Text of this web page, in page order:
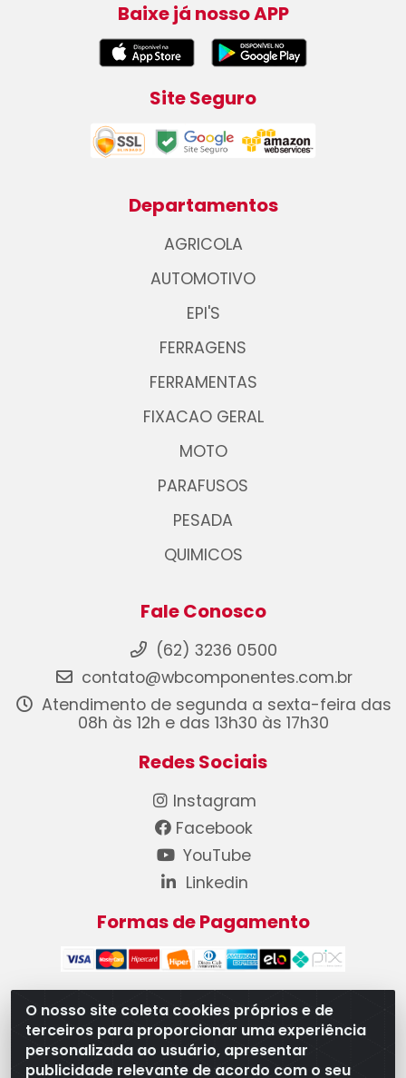
O nosso site coleta cookies próprios e de
terceiros para proporcionar uma experiência
personalizada ao usuário, apresentar
publicidade relevante de acordo com o seu
Baixe já nosso APP
Site Seguro
Departamentos
AGRICOLA
AUTOMOTIVO
EPI'S
FERRAGENS
FERRAMENTAS
FIXACAO GERAL
MOTO
PARAFUSOS
PESADA
QUIMICOS
Fale Conosco
(62) 3236 0500
contato@wbcomponentes.com.br
Atendimento de segunda a sexta-feira das
08h às 12h e das 13h30 às 17h30
Redes Sociais
Instagram
Facebook
YouTube
Linkedin
Formas de Pagamento
WB Componentes Automotivos LTDA - CNPJ
08.528.393/0001-12 - Rua do Níquel, 667 - Parque
Oeste Industrial, Goiânia/GO - CEP 74375-660